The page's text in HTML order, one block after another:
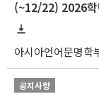
(~12/22) 2026학
아시아언어문명학
공지사항